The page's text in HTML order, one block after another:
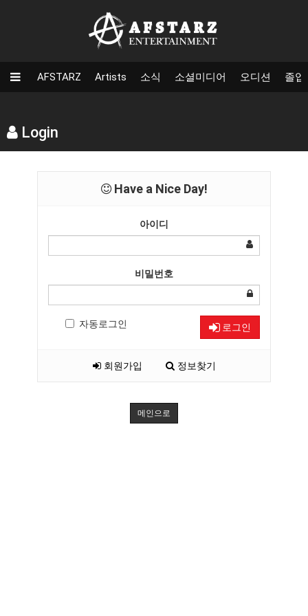
AFSTARZ Artists 소식 소셜미디어 오디션 졸업
Login
Have a Nice Day!
아이디
비밀번호
자동로그인 로그인
회원가입 정보찾기
메인으로